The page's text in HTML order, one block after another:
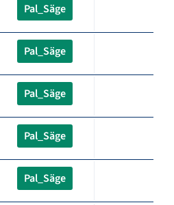
Pal_Säge
Pal_Säge
Pal_Säge
Pal_Säge
Pal_Säge